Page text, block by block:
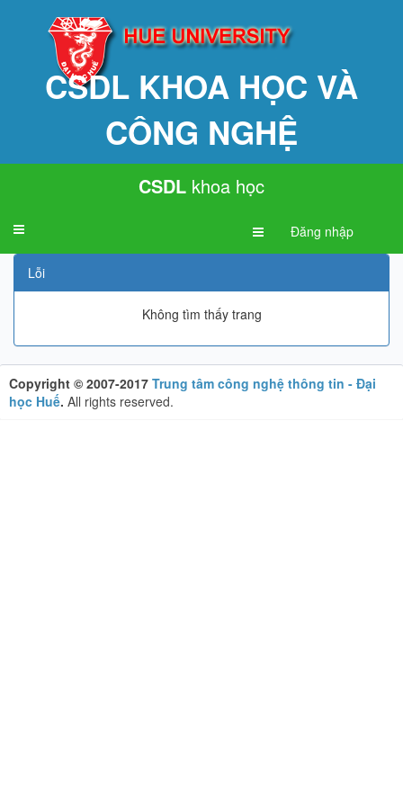
CSDL KHOA HỌC VÀ
CÔNG NGHỆ
CSDL khoa học
Toggle
Đăng nhập
Lỗi
Không tìm thấy trang
Copyright © 2007-2017 Trung tâm công nghệ thông tin - Đại
học Huế. All rights reserved.